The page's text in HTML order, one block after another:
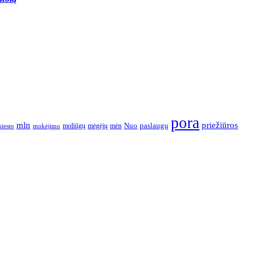
mln mokėjimo moliūgų mėgėjų mėn Nuo paslaugų pora priežiūros